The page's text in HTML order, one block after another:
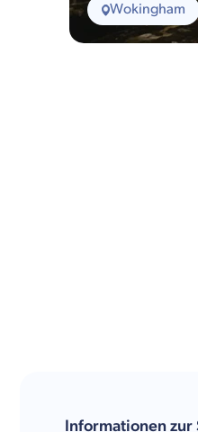
Wokingham
Informationen zur